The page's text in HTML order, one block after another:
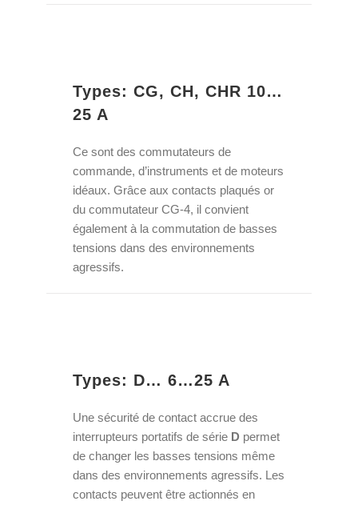
Types: CG, CH, CHR 10…
25 A
Ce sont des commutateurs de
commande, d’instruments et de moteurs
idéaux. Grâce aux contacts plaqués or
du commutateur CG-4, il convient
également à la commutation de basses
tensions dans des environnements
agressifs.
Types: D… 6…25 A
Une sécurité de contact accrue des
interrupteurs portatifs de série D permet
de changer les basses tensions même
dans des environnements agressifs. Les
contacts peuvent être actionnés en